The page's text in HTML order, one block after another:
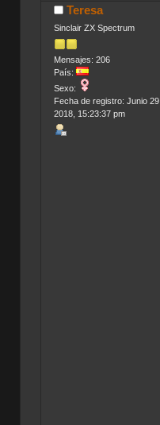
Teresa
Sinclair ZX Spectrum
Mensajes: 206
País:
Sexo:
Fecha de registro: Junio 29,
2018, 15:23:37 pm